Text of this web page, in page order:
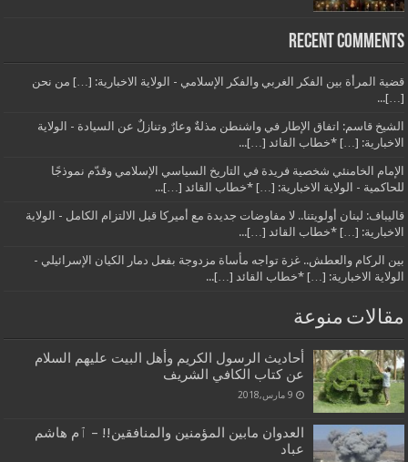
Recent Comments
قضية المرأة بين الفكر الغربي والفكر الإسلامي - الولاية الاخبارية: […] من نحن
[…]...
الشيخ قاسم: اتفاق الإطار في واشنطن مذلةٌ وعارٌ وتنازلٌ عن السيادة - الولاية
الاخبارية: […] *خطاب القائد […]...
الإمام الخامنئي شخصية فريدة في التاريخ السياسي الإسلامي وقدّم نموذجًا
للحاكمية - الولاية الاخبارية: […] *خطاب القائد […]...
قاليباف: لبنان أولويتنا.. لا مفاوضات جديدة مع أميركا قبل الالتزام الكامل - الولاية
الاخبارية: […] *خطاب القائد […]...
بين الركام والعطش.. غزة تواجه مأساة مزدوجة بفعل دمار الكيان الإسرائيلي -
الولاية الاخبارية: […] *خطاب القائد […]...
مقالات منوعة
أحاديث الرسول الكريم وأهل البيت عليهم السلام
عن كتاب الكافي الشريف
9 مارس,2018
العدوان مابين المؤمنين والمنافقين!! – ٱم هاشم
عباد